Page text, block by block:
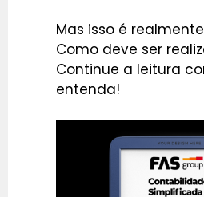
Mas isso é
Como deve ser
Continue a leitura
entenda!